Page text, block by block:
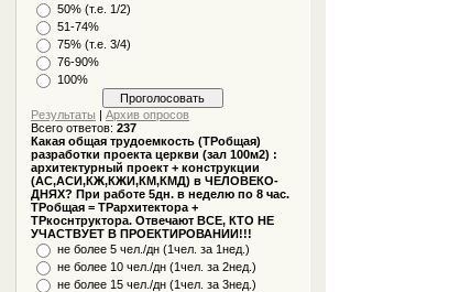
50% (т.е. 1/2)
51-74%
75% (т.е. 3/4)
76-90%
100%
Результаты |Архив опросов
Всего ответов:237
Какая общая трудоемкость (ТРобщая)
разработки проекта церкви (зал 100м2) :
архитектурный проект + конструкции
(АС,АСИ,КЖ,КЖИ,КМ,КМД) в ЧЕЛОВЕКО-
ДНЯХ? При работе 5дн. в неделю по 8 час.
ТРобщая = ТРархитектора +
ТРкоснтруктора. Отвечают ВСЕ, КТО НЕ
УЧАСТВУЕТ В ПРОЕКТИРОВАНИИ!!!
не более 5 чел./дн (1чел. за 1нед.)
не более 10 чел./дн (1чел. за 2нед.)
не более 15 чел./дн (1чел. за 3нед.)